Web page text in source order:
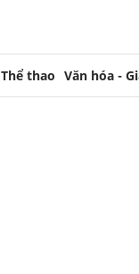
Thể thao Văn hóa -